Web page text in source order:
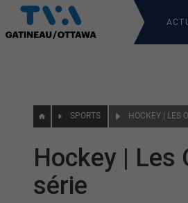
SPORTS HOCKEY | LES
Hockey | Les
série